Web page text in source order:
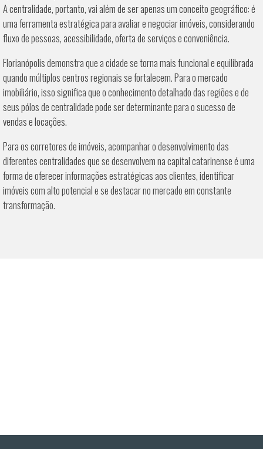
A centralidade, portanto, vai além de ser apenas um conceito geográfico: é
uma ferramenta estratégica para avaliar e negociar imóveis, considerando
fluxo de pessoas, acessibilidade, oferta de serviços e conveniência.
Florianópolis demonstra que a cidade se torna mais funcional e equilibrada
quando múltiplos centros regionais se fortalecem. Para o mercado
imobiliário, isso significa que o conhecimento detalhado das regiões e de
seus pólos de centralidade pode ser determinante para o sucesso de
vendas e locações.
Para os corretores de imóveis, acompanhar o desenvolvimento das
diferentes centralidades que se desenvolvem na capital catarinense é uma
forma de oferecer informações estratégicas aos clientes, identificar
imóveis com alto potencial e se destacar no mercado em constante
transformação.